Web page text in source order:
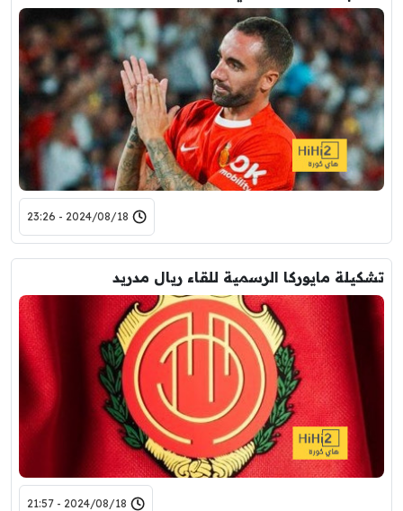
2024/08/18 - 23:26
تشكيلة مايوركا الرسمية للقاء ريال مدريد
2024/08/18 - 21:57